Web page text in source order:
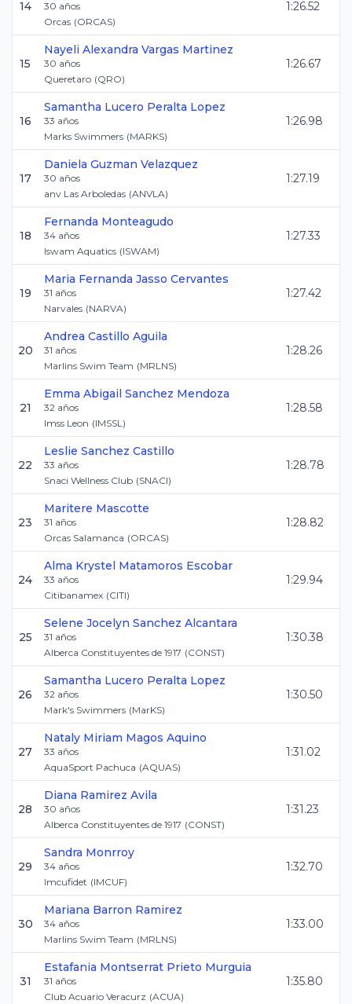
14 30 años
Orcas (ORCAS)
1:26.52
15
Nayeli Alexandra Vargas Martinez
30 años
Queretaro (QRO)
1:26.67
16
Samantha Lucero Peralta Lopez
33 años
Marks Swimmers (MARKS)
1:26.98
17
Daniela Guzman Velazquez
30 años
anv Las Arboledas (ANVLA)
1:27.19
18
Fernanda Monteagudo
34 años
Iswam Aquatics (ISWAM)
1:27.33
19
Maria Fernanda Jasso Cervantes
31 años
Narvales (NARVA)
1:27.42
20
Andrea Castillo Aguila
31 años
Marlins Swim Team (MRLNS)
1:28.26
21
Emma Abigail Sanchez Mendoza
32 años
Imss Leon (IMSSL)
1:28.58
22
Leslie Sanchez Castillo
33 años
Snaci Wellness Club (SNACI)
1:28.78
23
Maritere Mascotte
31 años
Orcas Salamanca (ORCAS)
1:28.82
24
Alma Krystel Matamoros Escobar
33 años
Citibanamex (CITI)
1:29.94
25
Selene Jocelyn Sanchez Alcantara
31 años
Alberca Constituyentes de 1917 (CONST)
1:30.38
26
Samantha Lucero Peralta Lopez
32 años
Mark's Swimmers (MarKS)
1:30.50
27
Nataly Miriam Magos Aquino
33 años
AquaSport Pachuca (AQUAS)
1:31.02
28
Diana Ramirez Avila
30 años
Alberca Constituyentes de 1917 (CONST)
1:31.23
29
Sandra Monrroy
34 años
Imcufidet (IMCUF)
1:32.70
30
Mariana Barron Ramirez
34 años
Marlins Swim Team (MRLNS)
1:33.00
31
Estafania Montserrat Prieto Murguia
31 años
Club Acuario Veracurz (ACUA)
1:35.80